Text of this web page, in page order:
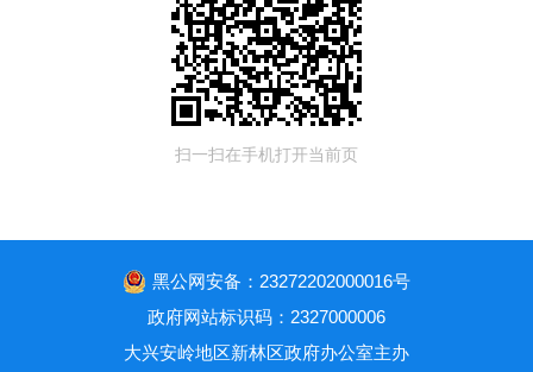
扫一扫在手机打开当前页
黑公网安备：23272202000016号
政府网站标识码：2327000006
大兴安岭地区新林区政府办公室主办